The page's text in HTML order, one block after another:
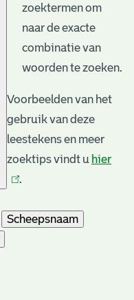
zoektermen om
naar de exacte
combinatie van
woorden te zoeken.
Voorbeelden van het
gebruik van deze
leestekens en meer
zoektips vindt u hier
.
Scheepsnaam